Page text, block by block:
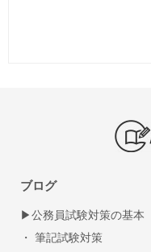
ブログ
▶︎公務員試験対策の基本
・ 筆記試験対策